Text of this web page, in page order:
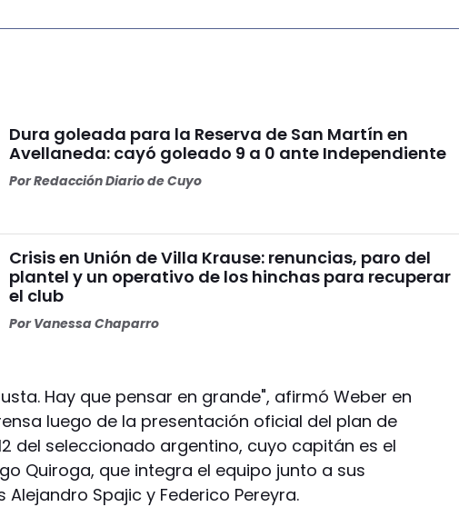
Dura goleada para la Reserva de San Martín en
Avellaneda: cayó goleado 9 a 0 ante Independiente
PorRedacción Diario de Cuyo
Crisis en Unión de Villa Krause: renuncias, paro del
plantel y un operativo de los hinchas para recuperar
el club
PorVanessa Chaparro
Hay que pensar en grande", afirmó Weber en
luego de la presentación oficial del plan de
del seleccionado argentino, cuyo capitán es el
Quiroga, que integra el equipo junto a sus
Spajic y Federico Pereyra.